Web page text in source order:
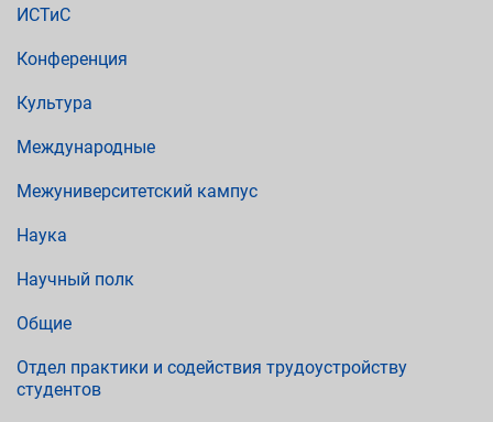
ИСТиС
Конференция
Культура
Международные
Межуниверситетский кампус
Наука
Научный полк
Общие
Отдел практики и содействия трудоустройству
студентов